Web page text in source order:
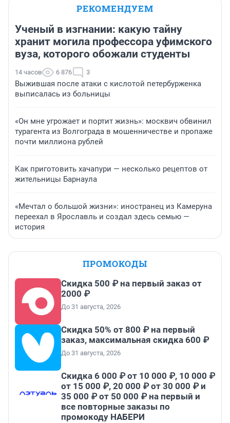
РЕКОМЕНДУЕМ
Ученый в изгнании: какую тайну
хранит могила профессора уфимского
вуза, которого обожали студенты
14 часов 6 876 3
Выжившая после атаки с кислотой петербурженка
выписалась из больницы
«Он мне угрожает и портит жизнь»: москвич обвинил
турагента из Волгограда в мошенничестве и пропаже
почти миллиона рублей
Как приготовить хачапури — несколько рецептов от
жительницы Барнаула
«Мечтал о большой жизни»: иностранец из Камеруна
переехал в Ярославль и создал здесь семью —
история
ПРОМОКОДЫ
Скидка 500 ₽ на первый заказ от
2000 ₽
До 31 августа, 2026
Скидка 50% от 800 ₽ на первый
заказ, максимальная скидка 600 ₽
До 31 августа, 2026
Скидка 6 000 ₽ от 10 000 ₽, 10 000 ₽
от 15 000 ₽, 20 000 ₽ от 30 000 ₽ и
35 000 ₽ от 50 000 ₽ на первый и
все повторные заказы по
промокоду НАБЕРИ